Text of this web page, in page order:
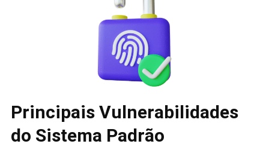
Principais Vulnerabilidades
do Sistema Padrão